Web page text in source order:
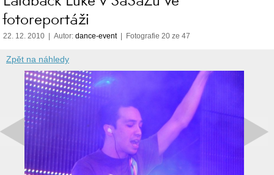
fotoreportáži
22. 12. 2010 | Autor: dance-event| Fotografie 20 ze 47
Zpět na náhledy